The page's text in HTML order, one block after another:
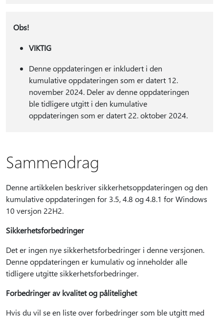
Obs!
VIKTIG
Denne oppdateringen er inkludert i den
kumulative oppdateringen som er datert 12.
november 2024. Deler av denne oppdateringen
ble tidligere utgitt i den kumulative
oppdateringen som er datert 22. oktober 2024.
Sammendrag
Denne artikkelen beskriver sikkerhetsoppdateringen og den
kumulative oppdateringen for 3.5, 4.8 og 4.8.1 for Windows
10 versjon 22H2.
Sikkerhetsforbedringer
Det er ingen nye sikkerhetsforbedringer i denne versjonen.
Denne oppdateringen er kumulativ og inneholder alle
tidligere utgitte sikkerhetsforbedringer.
Forbedringer av kvalitet og pålitelighet
Hvis du vil se en liste over forbedringer som ble utgitt med